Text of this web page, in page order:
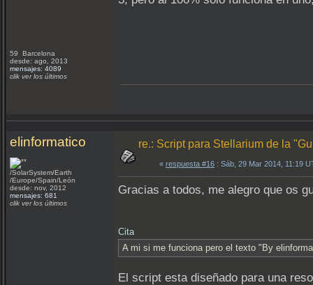
59 Barcelona
desde: ago, 2013
mensajes: 4089
clik ver los últimos
elinformatico
/SolarSystem/Earth
/Europe/Spain/León
desde: nov, 2012
mensajes: 681
clik ver los últimos
re.: Script para Stellarium de la
« respuesta #16 : Sáb, 29 Mar 2014, 11:19
Gracias a todos, me alegro que os
Cita
A mi si me funciona pero el texto "By
El script esta diseñado para una